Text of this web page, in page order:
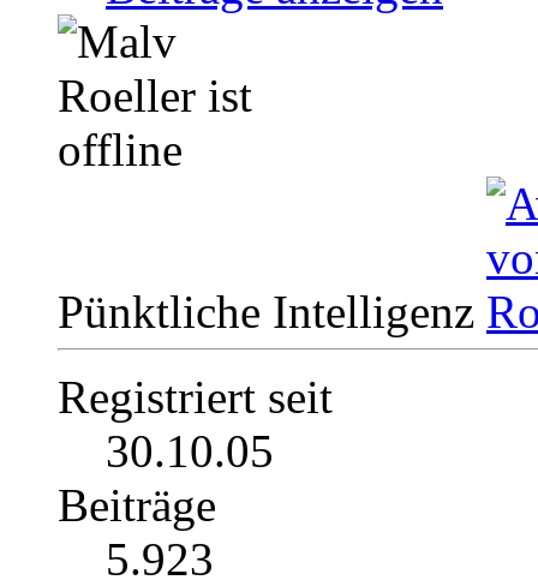
Pünktliche Intelligenz
Registriert seit
30.10.05
Beiträge
5.923